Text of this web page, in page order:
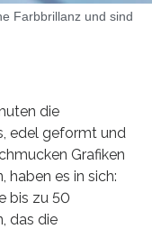
Farbbrillanz und sind
die
edel geformt und
Grafiken
haben es in sich:
bis zu 50
das die